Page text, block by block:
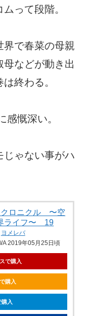
って段階。
界で春菜の母親
などが動き出
終わる。
感慨深い。
じゃない事がハ
クロニクル 〜空
ライフ〜 19
ヨメレバ
2019年05月25日頃
で購入
購入
入